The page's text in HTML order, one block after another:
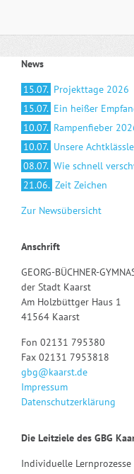
News
15.07. Projekttage 2026
15.07. Ein heißer
10.07. Rampenfieber
10.07. Unsere
08.07. Wie schnell
21.06. Zeit Zeichen
Zur Newsübersicht
Anschrift
GEORG-BÜCHNER-
der Stadt Kaarst
Am Holzbüttger Haus 1
41564 Kaarst
Fon 02131 795380
Fax 02131 7953818
gbg@kaarst.de
Impressum
Datenschutzerklärung
Die Leitziele des GBG
Individuelle Lernprozesse